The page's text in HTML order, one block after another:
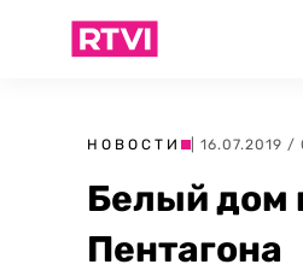
НОВОСТИ | 16.07.2019 /
Белый дом
Пентагона